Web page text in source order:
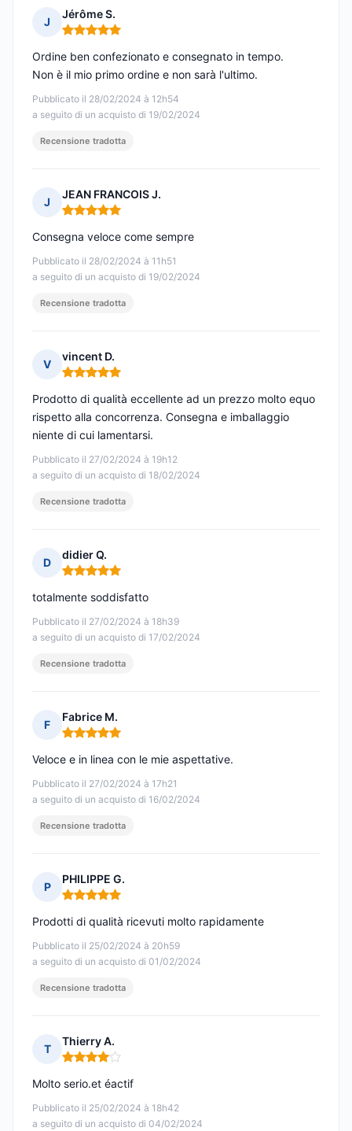
J
Jérôme S.
Nota: 5 su 5
Pubblicato il 28/02/2024 à 12h54
a seguito di un acquisto di 19/02/2024
Ordine ben confezionato e consegnato in tempo.
Non è il mio primo ordine e non sarà l'ultimo.
Recensione tradotta
J
JEAN FRANCOIS J.
Nota: 5 su 5
Pubblicato il 28/02/2024 à 11h51
a seguito di un acquisto di 19/02/2024
Consegna veloce come sempre
Recensione tradotta
V
vincent D.
Nota: 5 su 5
Pubblicato il 27/02/2024 à 19h12
a seguito di un acquisto di 18/02/2024
Prodotto di qualità eccellente ad un prezzo molto equo
rispetto alla concorrenza. Consegna e imballaggio
niente di cui lamentarsi.
Recensione tradotta
D
didier Q.
Nota: 5 su 5
Pubblicato il 27/02/2024 à 18h39
a seguito di un acquisto di 17/02/2024
totalmente soddisfatto
Recensione tradotta
F
Fabrice M.
Nota: 5 su 5
Pubblicato il 27/02/2024 à 17h21
a seguito di un acquisto di 16/02/2024
Veloce e in linea con le mie aspettative.
Recensione tradotta
P
PHILIPPE G.
Nota: 5 su 5
Pubblicato il 25/02/2024 à 20h59
a seguito di un acquisto di 01/02/2024
Prodotti di qualità ricevuti molto rapidamente
Recensione tradotta
T
Thierry A.
Nota: 4 su 5
Pubblicato il 25/02/2024 à 18h42
a seguito di un acquisto di 04/02/2024
Molto serio.et éactif